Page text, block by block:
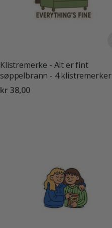
Klistremerke - Alt er fint
søppelbrann - 4 klistremerker
kr 38,00